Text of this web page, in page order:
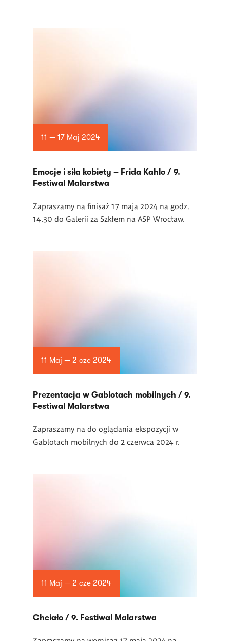
11 — 17 Maj 2024
Emocje i siła kobiety – Frida Kahlo / 9.
Festiwal Malarstwa
Zapraszamy na finisaż 17 maja 2024 na godz.
14.30 do Galerii za Szkłem na ASP Wrocław.
11 Maj — 2 cze 2024
Prezentacja w Gablotach mobilnych / 9.
Festiwal Malarstwa
Zapraszamy na do oglądania ekspozycji w
Gablotach mobilnych do 2 czerwca 2024 r.
11 Maj — 2 cze 2024
Chciało / 9. Festiwal Malarstwa